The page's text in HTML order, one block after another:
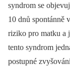
syndrom se
10 dnů spontánně
riziko pro matku a
tento syndrom
postupné